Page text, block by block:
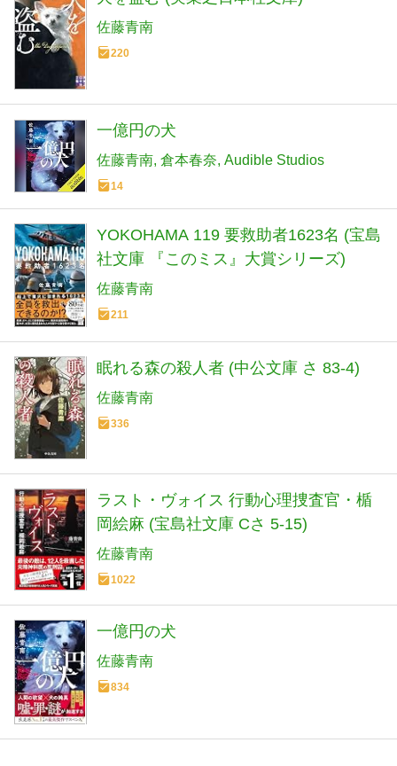
佐藤青南
220
一億円の犬
佐藤青南 倉本春奈 Audible Studios
14
YOKOHAMA 119 要救助者1623名 (宝島
社文庫 『このミス』大賞シリーズ)
佐藤青南
211
眠れる森の殺人者 (中公文庫 さ 83-4)
佐藤青南
336
ラスト・ヴォイス 行動心理捜査官・楯
岡絵麻 (宝島社文庫 Cさ 5-15)
佐藤青南
1022
一億円の犬
佐藤青南
834